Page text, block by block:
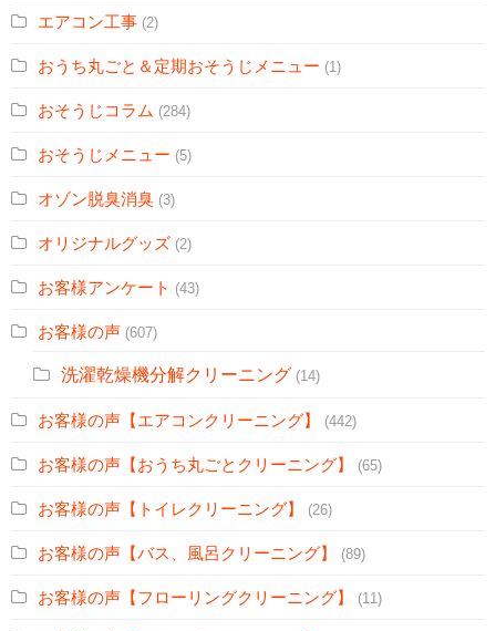
エアコン工事 (2)
おうち丸ごと＆定期おそうじメニュー (1)
おそうじコラム (284)
おそうじメニュー (5)
オゾン脱臭消臭 (3)
オリジナルグッズ (2)
お客様アンケート (43)
お客様の声 (607)
洗濯乾燥機分解クリーニング (14)
お客様の声【エアコンクリーニング】 (442)
お客様の声【おうち丸ごとクリーニング】 (65)
お客様の声【トイレクリーニング】 (26)
お客様の声【バス、風呂クリーニング】 (89)
お客様の声【フローリングクリーニング】 (11)